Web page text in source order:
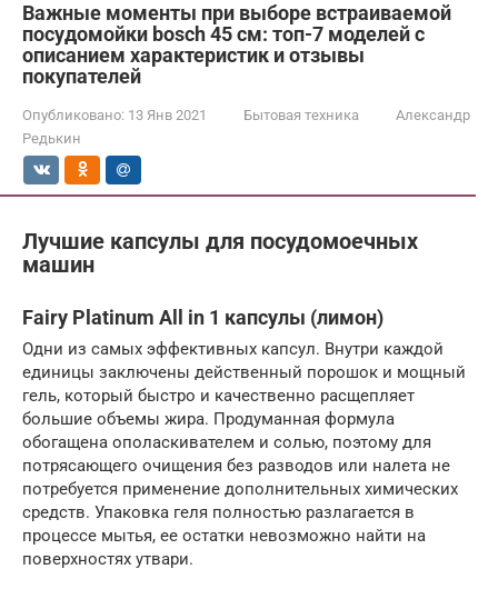
Важные моменты при выборе встраиваемой
посудомойки bosch 45 см: топ-7 моделей с
описанием характеристик и отзывы
покупателей
Опубликовано: 13 Янв 2021 Бытовая техника
Александр
Редькин
Лучшие капсулы для посудомоечных
машин
Fairy Platinum All in 1 капсулы (лимон)
Одни из самых эффективных капсул. Внутри каждой
единицы заключены действенный порошок и мощный
гель, который быстро и качественно расщепляет
большие объемы жира. Продуманная формула
обогащена ополаскивателем и солью, поэтому для
потрясающего очищения без разводов или налета не
потребуется применение дополнительных химических
средств. Упаковка геля полностью разлагается в
процессе мытья, ее остатки невозможно найти на
поверхностях утвари.